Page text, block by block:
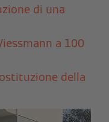
di una
a 100
della